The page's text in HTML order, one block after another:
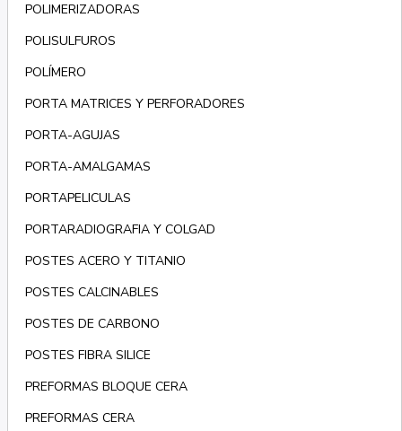
POLIMERIZADORAS
POLISULFUROS
POLÍMERO
PORTA MATRICES Y PERFORADORES
PORTA-AGUJAS
PORTA-AMALGAMAS
PORTAPELICULAS
PORTARADIOGRAFIA Y COLGAD
POSTES ACERO Y TITANIO
POSTES CALCINABLES
POSTES DE CARBONO
POSTES FIBRA SILICE
PREFORMAS BLOQUE CERA
PREFORMAS CERA